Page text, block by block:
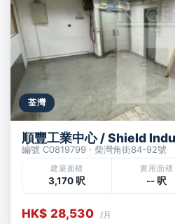
荃灣
順豐工業中心 / Shield
編號 C0819799 · 柴灣角街84-92號
建築面積
3,170 呎
實用面積
-- 呎
HK$ 28,530 /月